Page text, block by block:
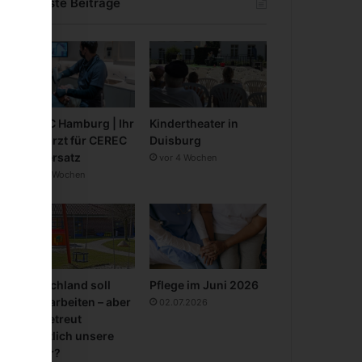
CEREC Hamburg | Ihr
Zahnarzt für CEREC
Zahnersatz
vor 3 Wochen
Kindertheater in
Duisburg
vor 4 Wochen
Deutschland soll
mehr arbeiten – aber
wer betreut
eigentlich unsere
Kinder?
Pflege im Juni 2026
02.07.2026